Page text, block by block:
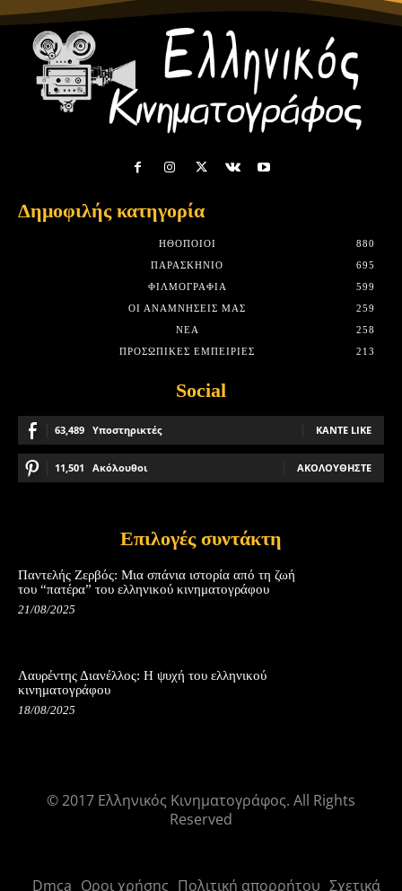
Δημοφιλής κατηγορία
HΘΟΠΟΙΟΊ
880
ΠΑΡΑΣΚΉΝΙΟ
695
ΦΙΛΜΟΓΡΑΦΊΑ
599
ΟΙ ΑΝΑΜΝΉΣΕΙΣ ΜΑΣ
259
ΝΈΑ
258
ΠΡΟΣΩΠΙΚΈΣ ΕΜΠΕΙΡΊΕΣ
213
Social
63,489 Υποστηρικτές ΚΆΝΤΕ LIKE
11,501 Ακόλουθοι ΑΚΟΛΟΥΘΉΣΤΕ
Επιλογές συντάκτη
Παντελής Ζερβός: Μια σπάνια ιστορία από τη ζωή
του “πατέρα” του ελληνικού κινηματογράφου
21/08/2025
Λαυρέντης Διανέλλος: Η ψυχή του ελληνικού
κινηματογράφου
18/08/2025
© 2017 Ελληνικός Κινηματογράφος. All Rights
Reserved
Dmca Οροι χρήσης Πολιτική απορρήτου Σχετικά